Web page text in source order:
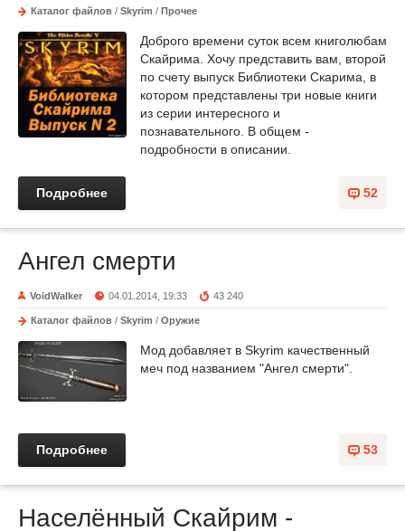
Каталог файлов / Skyrim / Прочее
Доброго времени суток всем книголюбам
Скайрима. Хочу представить вам, второй
по счету выпуск Библиотеки Скарима, в
котором представлены три новые книги
из серии интересного и
познавательного. В общем -
подробности в описании.
52
Подробнее
Ангел смерти
VoidWalker 04.01.2014, 19:33 43 240
Каталог файлов / Skyrim / Оружие
Мод добавляет в Skyrim качественный
меч под названием "Ангел смерти".
53
Подробнее
Населённый Скайрим -